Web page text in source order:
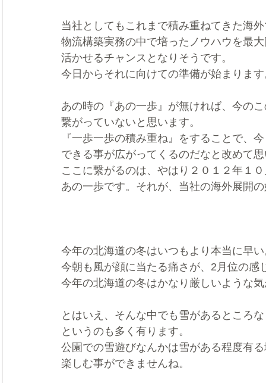
当社としてもこれまで積み重ねてきた海
物流構築実務の中で培ったノウハウを最
活かせるチャンスとなりそうです。
今日からそれに向けての準備が始まりま
あの時の『あの一歩』が無ければ、今の
繋がっていないと思います。
『一歩一歩の積み重ね』をすることで、
できる事が広がってくるのだなと改めて
ここに繋がるのは、やはり２０１２年１
あの一歩です。それが、当社の海外展開
今年の北海道の冬はいつもより本当に早
今朝も風が顔に当たる痛さが、2月位の感
今年の北海道の冬はかなり厳しいような
とはいえ、そんな中でも雪があるところ
というのも多く有ります。
公園での雪遊びなんかは雪がある程度有
楽しむ事ができませんね。